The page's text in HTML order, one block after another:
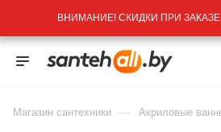
ВНИМАНИЕ! СКИДКИ ПРИ
Магазин сантехники — Акриловые